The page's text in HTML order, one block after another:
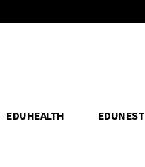
EDUHEALTH EDUNEST